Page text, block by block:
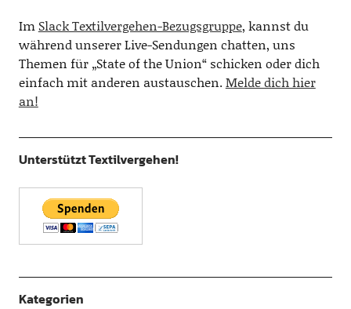
Im Slack Textilvergehen-Bezugsgruppe, kannst du
während unserer Live-Sendungen chatten, uns
Themen für „State of the Union“ schicken oder dich
einfach mit anderen austauschen.Melde dich hier
an!
Unterstützt Textilvergehen!
Kategorien